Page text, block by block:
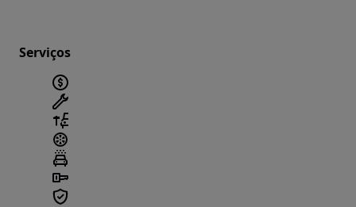
Serviços